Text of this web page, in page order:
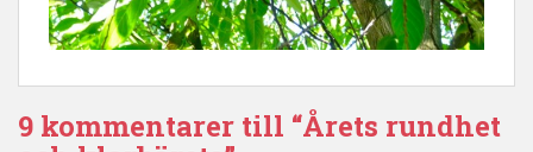
9 kommentarer till “Årets rundhet